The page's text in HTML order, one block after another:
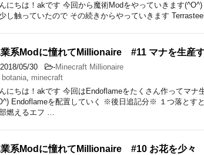
にちは！akです 今回から魔術Modをやっていきます
し触っていたので その続きからやっていきます
系Modに憧れてMillionaire #11 マナを生産す
2018/05/30 -Minecraft Millionaire
botania, minecraft
にちは！akです 今回はEndoflameをたくさん作ってマナ
Endoflameを配置していく ※後日追記分※ １つ落とす
燃えるエフ …
系Modに憧れてMillionaire #10 お花を少々